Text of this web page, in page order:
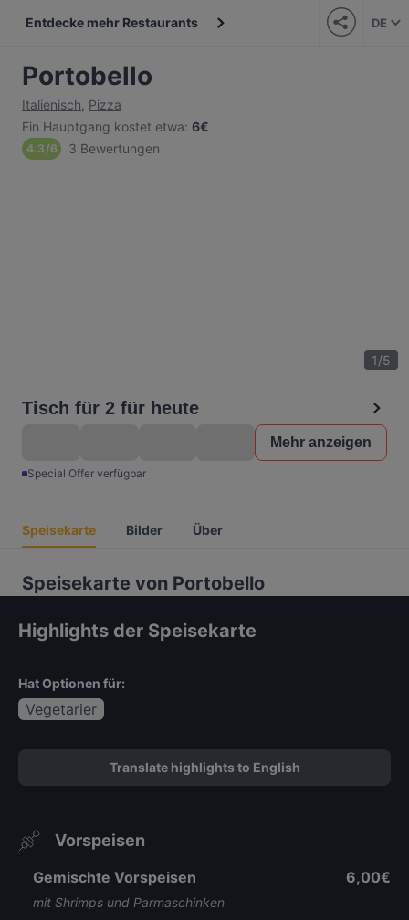
Entdecke mehr Restaurants DE
Portobello
Italienisch, Pizza
Ein Hauptgang kostet etwa: 6€
4.3 /6 3 Bewertungen
1/5
Tisch für 2 für heute
Mehr anzeigen
Special Offer verfügbar
Speisekarte Bilder Über
Speisekarte von Portobello
Highlights der Speisekarte
Hat Optionen für:
Vegetarier
Translate highlights to English
Vorspeisen
Gemischte Vorspeisen
mit Shrimps und Parmaschinken
6,00€